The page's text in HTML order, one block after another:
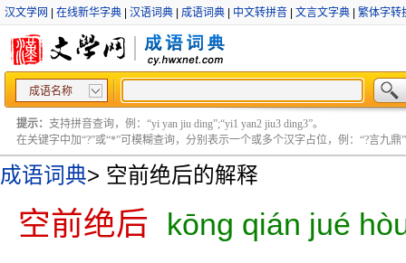
汉文学网 在线新华字典 汉语词典 成语词典 中文转拼音 文言文字典 繁体字转
成语名称
提示： 支持拼音查询，例：“yi yan jiu ding”;“yi1 yan2 jiu3 ding3”。
在关键字中加“?”或“*”可模糊查询，分别表示一个或多个汉字占位，例：“?言九鼎”
成语词典> 空前绝后的解释
空前绝后 kōng qián jué